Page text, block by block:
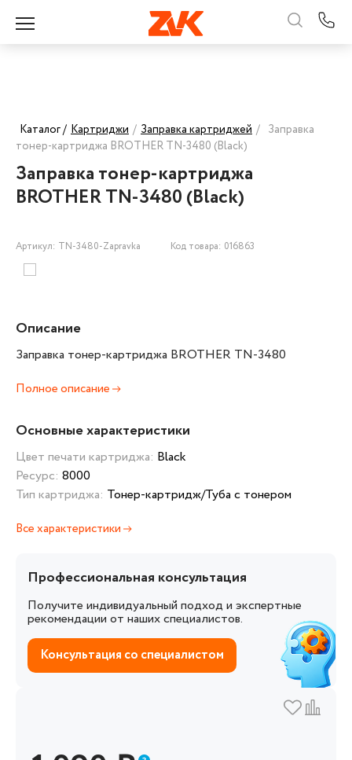
Каталог / Картриджи / Заправка картриджей / Заправка
тонер-картриджа BROTHER TN-3480 (Black)
Заправка тонер-картриджа
BROTHER TN-3480 (Black)
Артикул: TN-3480-Zapravka Код товара: 016863
Описание
Заправка тонер-картриджа BROTHER TN-3480
Полное описание
Основные характеристики
Цвет печати картриджа: Black
Ресурс: 8000
Тип картриджа: Тонер-картридж/Туба с тонером
Все характеристики
Профессиональная консультация
Получите индивидуальный подход и экспертные
рекомендации от наших специалистов.
Консультация со специалистом